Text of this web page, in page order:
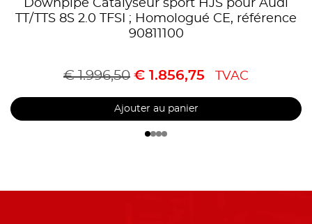
Downpipe Catalyseur sport HJS pour Audi
TT/TTS 8S 2.0 TFSI ; Homologué CE, référence
90811100
€1.996,50 € 1.856,75 TVAC
Ajouter au panier